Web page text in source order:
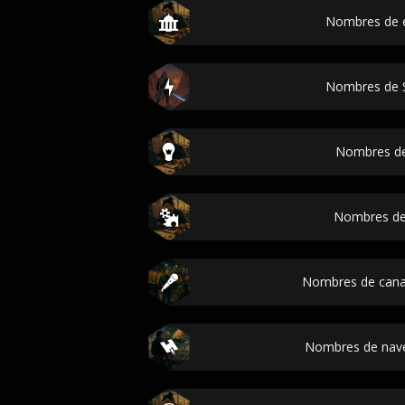
Nombres de
Nombres de
Nombres
Nombres
Nombres de
Nombres de